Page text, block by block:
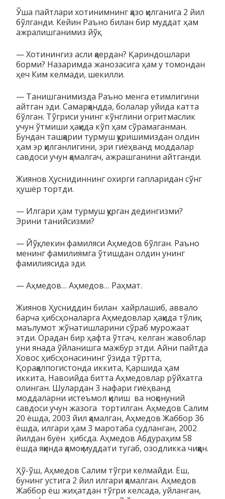
Ўша пайтлари хотинимнинг қазо қилганига 2 йил
бўлганди. Кейин Раъно билан бир муддат ҳам
ажралишганимиз йўқ.
— Хотинингиз асли қаердан? Қариндошлари
борми? Назаримда жанозасига ҳам у томондан
ҳеч Ким келмади, шекилли.
— Танишганимизда Раъно менга етимлигини
айтган эди. Самарқандда, болалар уйида катта
бўлган. Тўгриси унинг кўнглини огритмаслик
учун ўтмиши ҳақида кўп ҳам сўрамаганман.
Бундан ташқарии турмуш қуришимиздан олдин
ҳам эр қилганлигини, эри гиёҳванд моддалар
савдоси учун қамалгач, ажрашганини айтганди.
Жиянов Ҳуснидиннинг охирги гапларидан сўнг
ҳушёр тортди.
— Илгари ҳам турмуш қурган дедингизми?
Эрини танийсизми?
— Йўқ, лекин фамиляси Аҳмедов бўлган. Раъно
менинг фамилиямга ўтишдан олдин унинг
фамилиясида эди.
— Аҳмедов… Аҳмедов… Раҳмат.
Жиянов Ҳусниддин билан хайрлашиб, аввало
барча ҳибсҳоналарга Аҳмедовлар ҳақида тўлиқ
маълумот жўнатишларини сўраб мурожаат
этди. Орадан бир ҳафта ўтгач, келган жавоблар
уни янада ўйланишга мажбур этди. Айни пайтда
Ховос ҳибсҳонасининг ўзида тўртта,
Қорақалпогистонда иккита, Қаршида ҳам
иккита, Навоийда битта Аҳмедовлар рўйхатга
олинган. Шулардан 3 нафари гиёҳванд
моддаларни истеъмол қилиш ва ноқонуний
савдоси учун жазога тортилган. Аҳмедов Салим
20 ёшда, 2003 йил қамалган, Аҳмедов Жаббор 36
ёшда, илгари ҳам 3 маротаба судланган, 2002
йилдан буён ҳибсда. Аҳмедов Абдураҳим 58
ёшда яқинда қамоқ муддати тугаб, озодликка чиққан.
Ҳў-ўш, Аҳмедов Салим тўгри келмайди. Ёш,
бунинг устига 2 йил илгари қамалган. Аҳмедов
Жаббор ёш жиҳатдан тўгри келсада, уйланган,